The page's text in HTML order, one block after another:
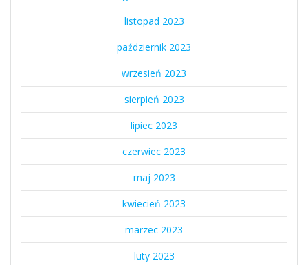
listopad 2023
październik 2023
wrzesień 2023
sierpień 2023
lipiec 2023
czerwiec 2023
maj 2023
kwiecień 2023
marzec 2023
luty 2023